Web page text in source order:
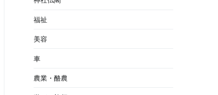
福祉
美容
車
農業・酪農